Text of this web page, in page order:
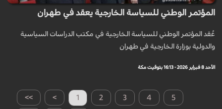
المؤتمر الوطني للسياسة الخارجية يعقد في طهران
عُقد المؤتمر الوطني للسياسة الخارجية في مكتب الدراسات السياسية
والدولية بوزارة الخارجية في طهران
الأحد 8 فبراير 2026 - 16:13 بتوقيت مكة
>> > 1 2 3 4 5